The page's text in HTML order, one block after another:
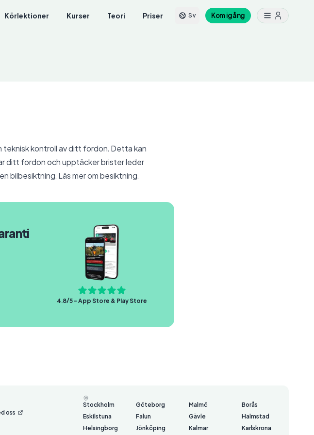
Körlektioner Kurser Teori Priser Sv Kom igång
teknisk kontroll av ditt fordon. Detta kan
ditt fordon och upptäcker brister leder
bilbesiktning. Läs mer ombesiktning.
4.8/5 - App Store & Play Store
oss
Stockholm Göteborg Malmö
Borås
Eskilstuna
Falun Gävle
Halmstad
Helsingborg
Jönköping Kalmar Karlskrona